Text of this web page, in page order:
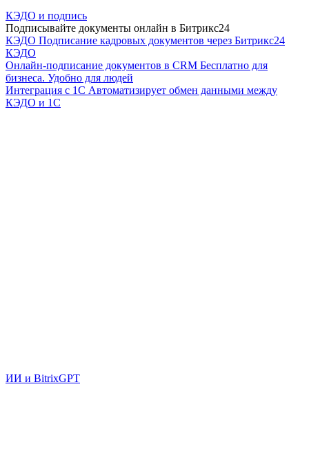
КЭДО и подпись
Подписывайте документы онлайн в Битрикс24
КЭДО Подписание кадровых документов через Битрикс24
КЭДО
Онлайн-подписание документов в CRM Бесплатно для
бизнеса. Удобно для людей
Интеграция с 1С Автоматизирует обмен данными между
КЭДО и 1С
ИИ и BitrixGPT